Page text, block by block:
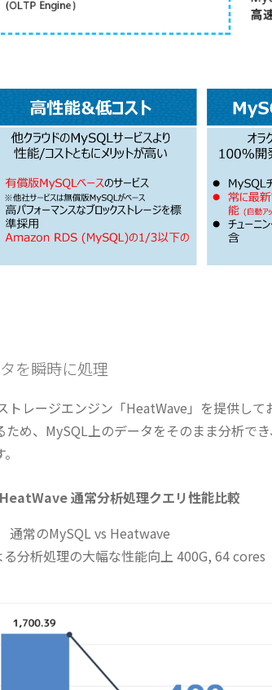
を瞬時に処理
トレージエンジン「HeatWave」を提供して
め、MySQL上のデータをそのまま分析で
通常分析処理クエリ性能比較
通常のMySQL vs Heatwave
分析処理の大幅な性能向上 400G, 64 cores